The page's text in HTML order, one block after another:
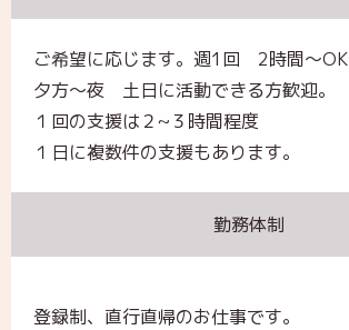
ご希望に応じます。週1回 2時間～OK
夕方～夜 土日に活動できる方歓迎。
１回の支援は２~３時間程度
１日に複数件の支援もあります。
勤務体制
登録制、直行直帰のお仕事です。